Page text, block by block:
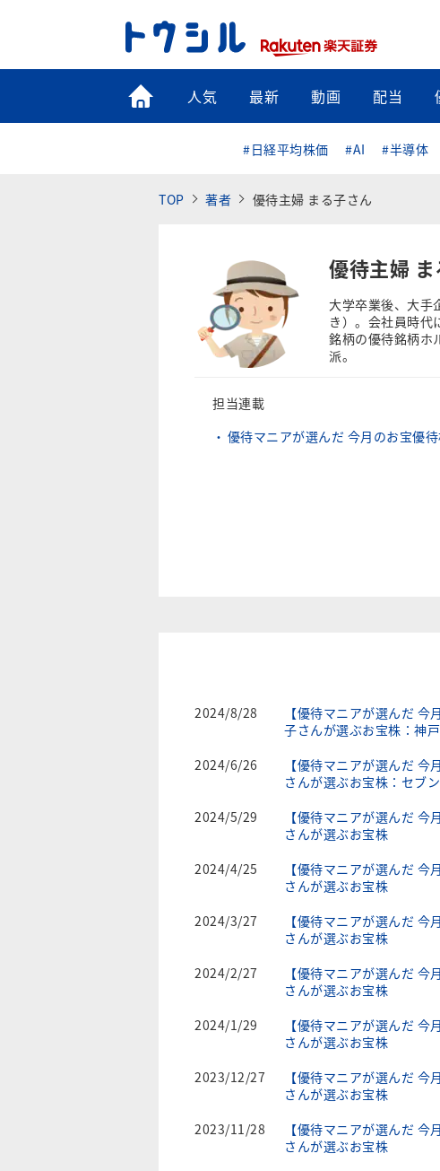
トップ
人気 最新 動画 配当
#日経平均株価 #AI #半導体
TOP 著者 優待主婦 まる子さん
優待主婦
大学卒業後、大手
き）。会社員時代
銘柄の優待銘柄ホ
派。
担当連載
優待マニアが選んだ 今月のお宝優
2024/8/28
【優待マニアが選んだ
子さんが選ぶお宝株：神
2024/6/26
【優待マニアが選んだ
さんが選ぶお宝株：セブ
2024/5/29
【優待マニアが選んだ
さんが選ぶお宝株
2024/4/25
【優待マニアが選んだ
さんが選ぶお宝株
2024/3/27
【優待マニアが選んだ
さんが選ぶお宝株
2024/2/27
【優待マニアが選んだ
さんが選ぶお宝株
2024/1/29
【優待マニアが選んだ
さんが選ぶお宝株
2023/12/27
【優待マニアが選んだ
さんが選ぶお宝株
2023/11/28
【優待マニアが選んだ
さんが選ぶお宝株